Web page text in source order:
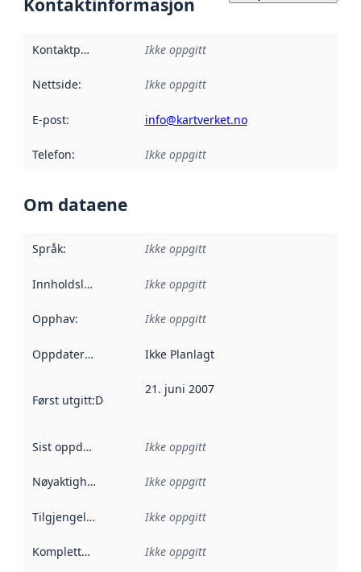
Kontaktinformasjon
Kontaktpunkt Ikke oppgitt
Nettside: Ikke oppgitt
E-post: info@kartverket.no
Telefon: Ikke oppgitt
Om dataene
Språk: Ikke oppgitt
Innholdsleverandører :
Ikke oppgitt
Opphav: Ikke oppgitt
Oppdateringsfrekvens :
Ikke Planlagt
Først utgitt:Denne datoen sier når dataene i dette
21. juni 2007
Sist oppdatert Ikke oppgitt
Nøyaktighet Ikke oppgitt
Tilgjengelighet Ikke oppgitt
Kompletthet Ikke oppgitt